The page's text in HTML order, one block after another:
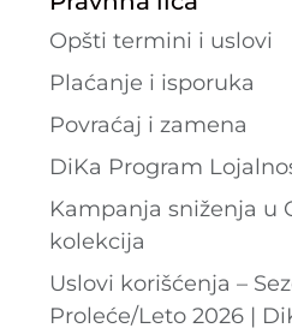
Opšti termini i uslovi
Plaćanje i isporuka
Povraćaj i zamena
DiKa Program
Kampanja sniženja u
kolekcija
Uslovi korišćenja –
Proleće/Leto 2026 |